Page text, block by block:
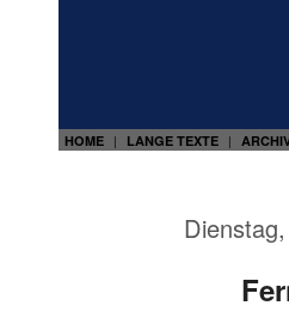
HOME | LANGE TEXTE |